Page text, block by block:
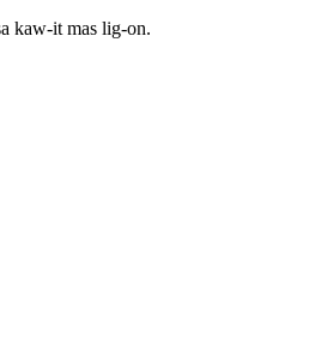
kaw-it mas lig-on.